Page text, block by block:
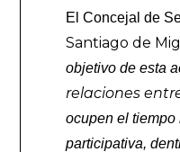
El Concejal de
Santiago de
objetivo de esta
relaciones
ocupen el tiempo
participativa,